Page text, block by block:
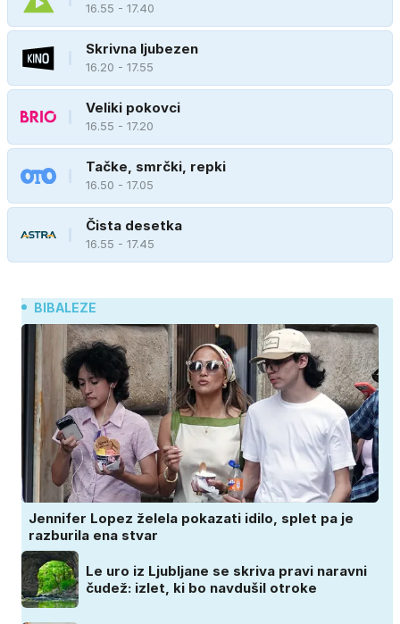
16.55 - 17.40
Skrivna ljubezen
16.20 - 17.55
Veliki pokovci
16.55 - 17.20
Tačke, smrčki, repki
16.50 - 17.05
Čista desetka
16.55 - 17.45
BIBALEZE
Jennifer Lopez želela pokazati idilo, splet pa je
razburila ena stvar
Le uro iz Ljubljane se skriva pravi naravni
čudež: izlet, ki bo navdušil otroke